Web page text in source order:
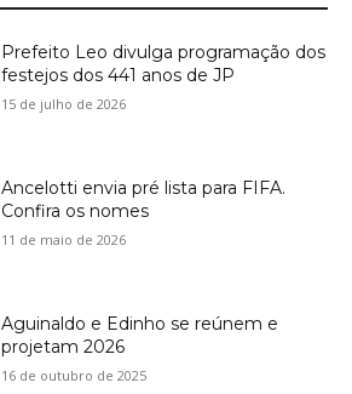
Prefeito Leo divulga programação dos
festejos dos 441 anos de JP
15 de julho de 2026
Ancelotti envia pré lista para FIFA.
Confira os nomes
11 de maio de 2026
Aguinaldo e Edinho se reúnem e
projetam 2026
16 de outubro de 2025